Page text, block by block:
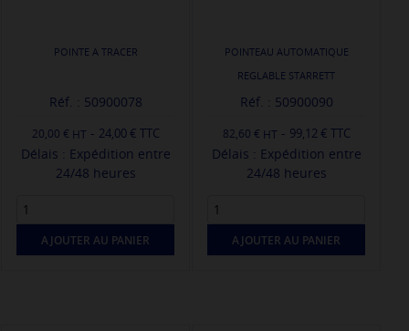
POINTE A TRACER
Réf. : 50900078
20,00 € - 24,00 € TTC
Délais : Expédition entre
24/48 heures
AJOUTER AU PANIER
POINTEAU AUTOMATIQUE
REGLABLE STARRETT
Réf. : 50900090
82,60 € - 99,12 € TTC
Délais : Expédition entre
24/48 heures
AJOUTER AU PANIER